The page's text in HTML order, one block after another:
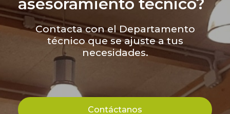
Contacta con el Departamento
técnico que se ajuste a tus
necesidades.
Contáctanos